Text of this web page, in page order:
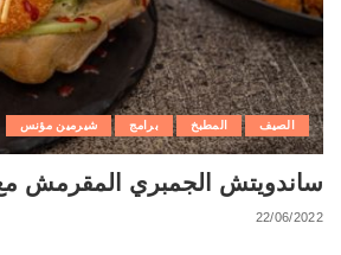
الصيف المطبخ برامج شيرمين مؤنس
ساندويتش الجمبري المقرمش
22/06/2022